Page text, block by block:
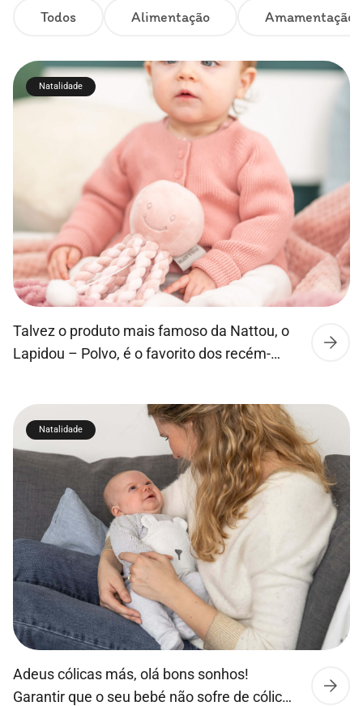
Todos Alimentação Amamentação
Natalidade
Talvez o produto mais famoso da Nattou, o
Lapidou – Polvo, é o favorito dos recém-
levar em consideração o reflexo inato de
agarrar dos bebés. Os tentáculos lembram o
cordão umbilical, para uma sensação de
segurança e conforto nos primeiros anos de
vida. […]
Natalidade
Adeus cólicas más, olá bons sonhos!
Garantir que o seu bebé não sofre de cólicas